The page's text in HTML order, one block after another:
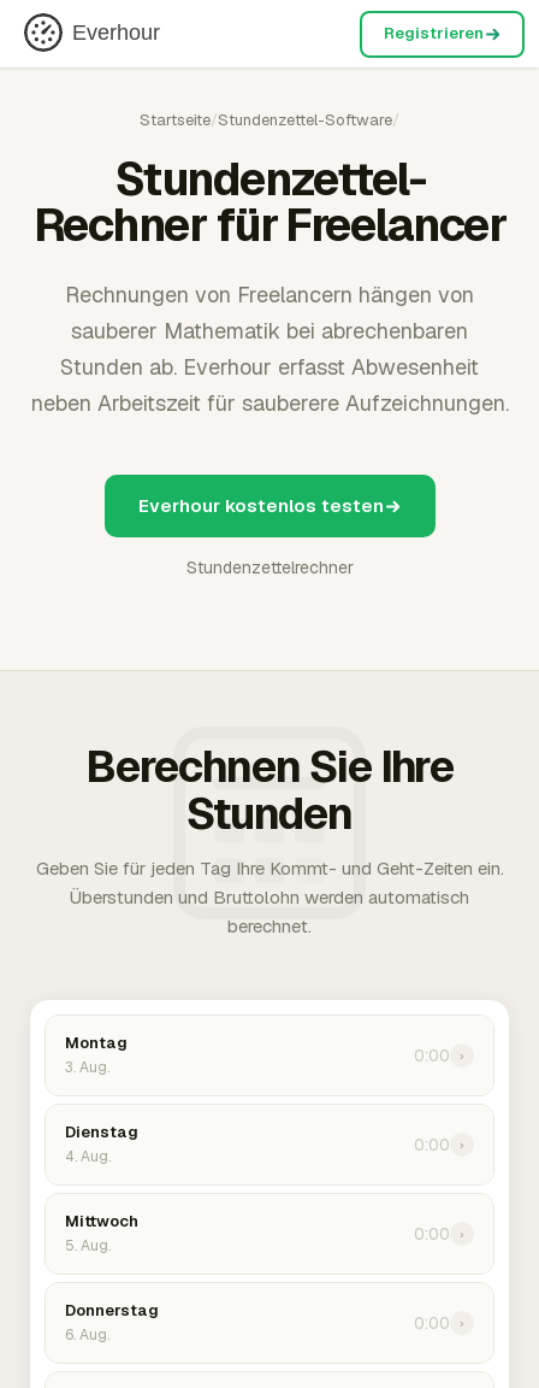
Everhour Registrieren
Startseite/Stundenzettel-Software/
Stundenzettel-
Rechner für Freelancer
Rechnungen von Freelancern hängen von
sauberer Mathematik bei abrechenbaren
Stunden ab. Everhour erfasst Abwesenheit
neben Arbeitszeit für sauberere Aufzeichnungen.
Everhour kostenlos testen
Stundenzettelrechner
Berechnen Sie Ihre
Stunden
Geben Sie für jeden Tag Ihre Kommt- und Geht-Zeiten ein.
Überstunden und Bruttolohn werden automatisch
berechnet.
Montag
3. Aug.
0:00 ›
Dienstag
4. Aug.
0:00 ›
Mittwoch
5. Aug.
0:00 ›
Donnerstag
6. Aug.
0:00 ›